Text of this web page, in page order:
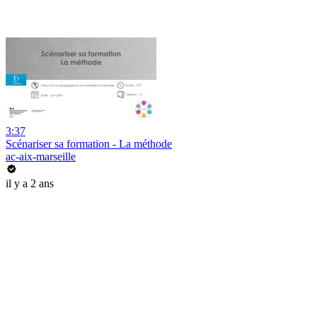
3:37
Scénariser sa formation - La méthode
ac-aix-marseille
il y a 2 ans